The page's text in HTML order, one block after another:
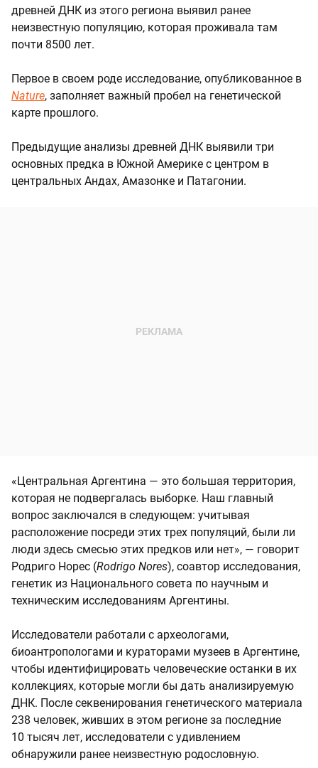
древней ДНК из этого региона выявил ранее
неизвестную популяцию, которая проживала там
почти 8500 лет.
Первое в своем роде исследование, опубликованное в
Nature, заполняет важный пробел на генетической
карте прошлого.
Предыдущие анализы древней ДНК выявили три
основных предка в Южной Америке с центром в
центральных Андах, Амазонке и Патагонии.
«Центральная Аргентина — это большая территория,
которая не подвергалась выборке. Наш главный
вопрос заключался в следующем: учитывая
расположение посреди этих трех популяций, были ли
люди здесь смесью этих предков или нет», — говорит
Родриго Норес (Rodrigo Nores), соавтор исследования,
генетик из Национального совета по научным и
техническим исследованиям Аргентины.
Исследователи работали с археологами,
биоантропологами и кураторами музеев в Аргентине,
чтобы идентифицировать человеческие останки в их
коллекциях, которые могли бы дать анализируемую
ДНК. После секвенирования генетического материала
238 человек, живших в этом регионе за последние
10 тысяч лет, исследователи с удивлением
обнаружили ранее неизвестную родословную.